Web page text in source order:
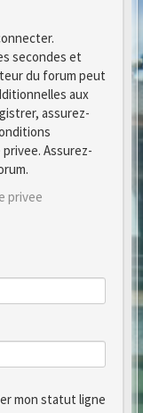
secondes et
du forum peut
aux
assurez-
Assurez-
privee
mon statut ligne